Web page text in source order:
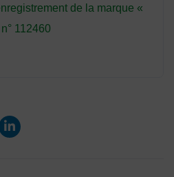
de la marque «
112460